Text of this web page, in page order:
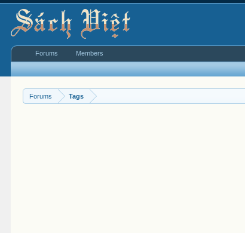
Forums Tags
Forums Members